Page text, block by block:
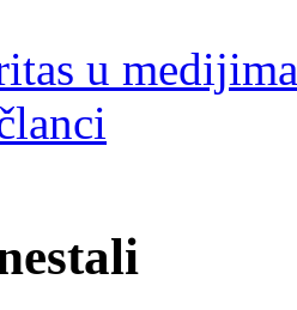
u medijima